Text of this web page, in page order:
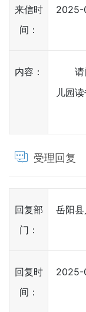
来信时
间：
2025-
内容：
请问
儿园
受理回复
回复部
门：
岳阳县
回复时
间：
2025-